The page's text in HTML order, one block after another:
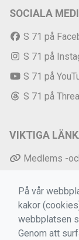
SOCIALA
S 71 på
S 71 på
S 71 på
S 71 på
VIKTIGA
Medlems -
Mer
På vår
kakor
webbplatsen
Genom att